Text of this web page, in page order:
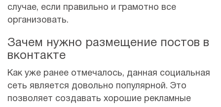
случае, если правильно и грамотно все
организовать.
Зачем нужно размещение постов в
вконтакте
Как уже ранее отмечалось, данная социальная
сеть является довольно популярной. Это
позволяет создавать хорошие рекламные